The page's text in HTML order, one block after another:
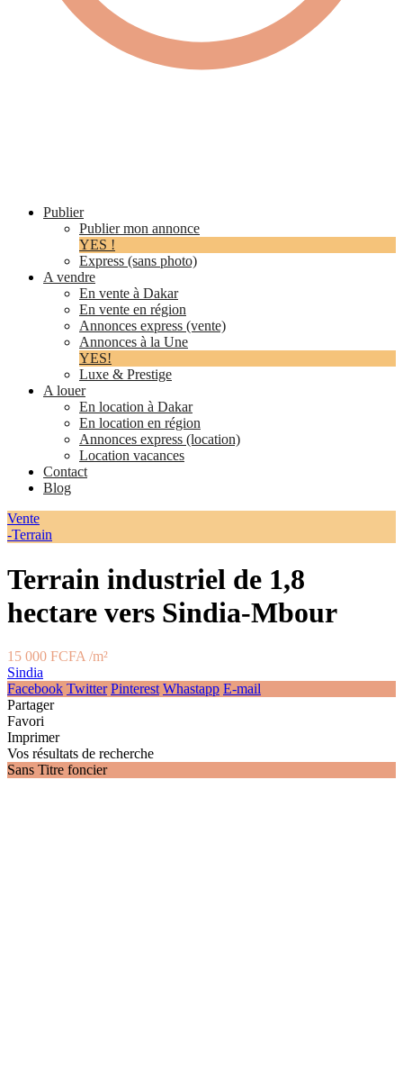
Publier
Publier mon annonce
YES !
Express (sans photo)
A vendre
En vente à Dakar
En vente en région
Annonces express (vente)
Annonces à la Une
YES!
Luxe & Prestige
A louer
En location à Dakar
En location en région
Annonces express (location)
Location vacances
Contact
Blog
Vente
-Terrain
Terrain industriel de 1,8
hectare vers Sindia-Mbour
15 000 FCFA /m²
Sindia
Facebook Twitter Pinterest Whastapp E-mail
Partager
Favori
Imprimer
Vos résultats de recherche
Sans Titre foncier